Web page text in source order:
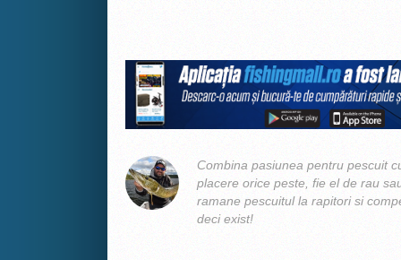
Combina pasiunea pentru pescuit
placere orice peste, fie el de rau
ramane pescuitul la rapitori si
deci exist!